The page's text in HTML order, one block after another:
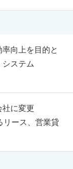
向上を目的と
システム
社に変更
リース、営業貸